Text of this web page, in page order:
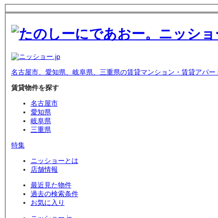
名古屋市、愛知県、岐阜県、三重県の賃貸マンション・賃貸アパー
賃貸物件を探す
名古屋市
愛知県
岐阜県
三重県
特集
ニッショーとは
店舗情報
最近見た物件
過去の検索条件
お気に入り